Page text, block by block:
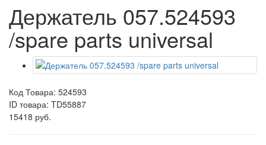
Держатель 057.524593
/spare parts universal
Код Товара: 524593
ID товара: TD55887
15418 руб.